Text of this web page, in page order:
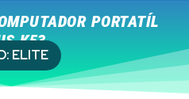
PORTATÍL
K53
ELITE